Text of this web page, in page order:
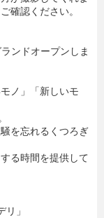
確認ください。
ンドオープンしま
ノ」「新しいモ
を忘れるくつろぎ
る時間を提供して
」